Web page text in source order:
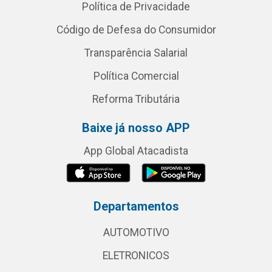
Política de Privacidade
Código de Defesa do Consumidor
Transparência Salarial
Política Comercial
Reforma Tributária
Baixe já nosso APP
App Global Atacadista
Departamentos
AUTOMOTIVO
ELETRONICOS